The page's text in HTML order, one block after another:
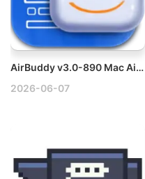
AirBuddy v3.0-890 Mac AirPods耳机管理工具破解版
2026-06-07